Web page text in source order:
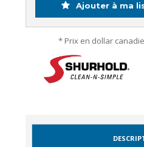
Ajouter à ma
* Prix en dollar